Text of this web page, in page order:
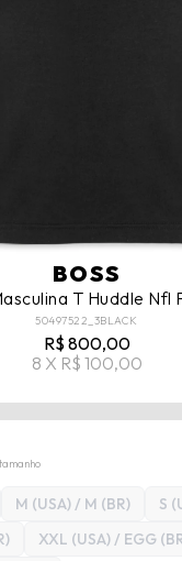
BOSS
T Huddle Nfl
50497522_3BLACK
R$ 800,00
8 X R$ 100,00
M (USA) / M (BR)
S
XXL (USA) / EGG